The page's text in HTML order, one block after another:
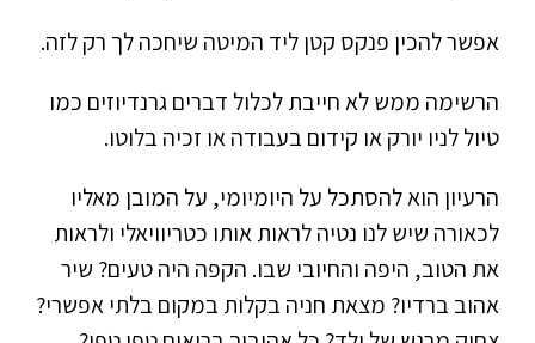
אפשר להכין פנקס קטן ליד המיטה שיחכה לך רק לזה.
הרשימה ממש לא חייבת לכלול דברים גרנדיוזים כמו
טיול לניו יורק או קידום בעבודה או זכיה בלוטו.
הרעיון הוא להסתכל על היומיומי, על המובן מאליו
לכאורה שיש לנו נטיה לראות אותו כטריוויאלי ולראות
את הטוב, היפה והחיובי שבו. הקפה היה טעים? שיר
אהוב ברדיו? מצאת חניה בקלות במקום בלתי אפשרי?